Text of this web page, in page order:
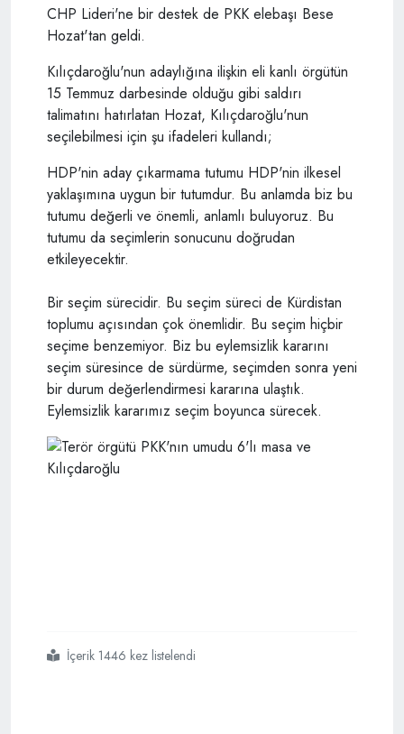
CHP Lideri'ne bir destek de PKK elebaşı Bese
Hozat'tan geldi.
Kılıçdaroğlu'nun adaylığına ilişkin eli kanlı örgütün
15 Temmuz darbesinde olduğu gibi saldırı
talimatını hatırlatan Hozat, Kılıçdaroğlu'nun
seçilebilmesi için şu ifadeleri kullandı;
HDP'nin aday çıkarmama tutumu HDP'nin ilkesel
yaklaşımına uygun bir tutumdur. Bu anlamda biz bu
tutumu değerli ve önemli, anlamlı buluyoruz. Bu
tutumu da seçimlerin sonucunu doğrudan
etkileyecektir.
Bir seçim sürecidir. Bu seçim süreci de Kürdistan
toplumu açısından çok önemlidir. Bu seçim hiçbir
seçime benzemiyor. Biz bu eylemsizlik kararını
seçim süresince de sürdürme, seçimden sonra yeni
bir durum değerlendirmesi kararına ulaştık.
Eylemsizlik kararımız seçim boyunca sürecek.
#terör
#örgütü
#pkknın
#umudu
#6lı
#masa
#ve
#kılıçdaroğlu
İçerik 1446 kez listelendi